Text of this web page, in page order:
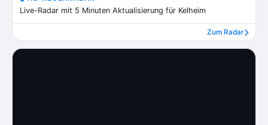
Live-Radar mit 5 Minuten Aktualisierung für Kelheim
Zum Radar